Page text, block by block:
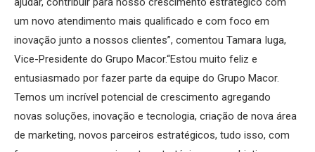
um novo atendimento mais qualificado e com foco em
inovação junto a nossos clientes”, comentou Tamara Iuga,
Vice-Presidente do Grupo Macor.“Estou muito feliz e
entusiasmado por fazer parte da equipe do Grupo Macor.
Temos um incrível potencial de crescimento agregando
novas soluções, inovação e tecnologia, criação de nova área
de marketing, novos parceiros estratégicos, tudo isso, com